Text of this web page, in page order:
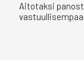
Aitotaksi